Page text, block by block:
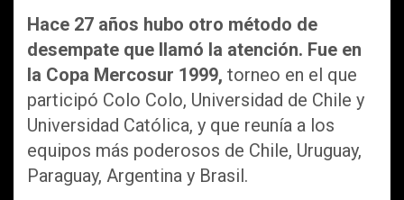
Hace 27 años hubo otro método de
desempate que llamó la atención. Fue en
la Copa Mercosur 1999, torneo en el que
participó Colo Colo, Universidad de Chile y
Universidad Católica, y que reunía a los
equipos más poderosos de Chile, Uruguay,
Paraguay, Argentina y Brasil.